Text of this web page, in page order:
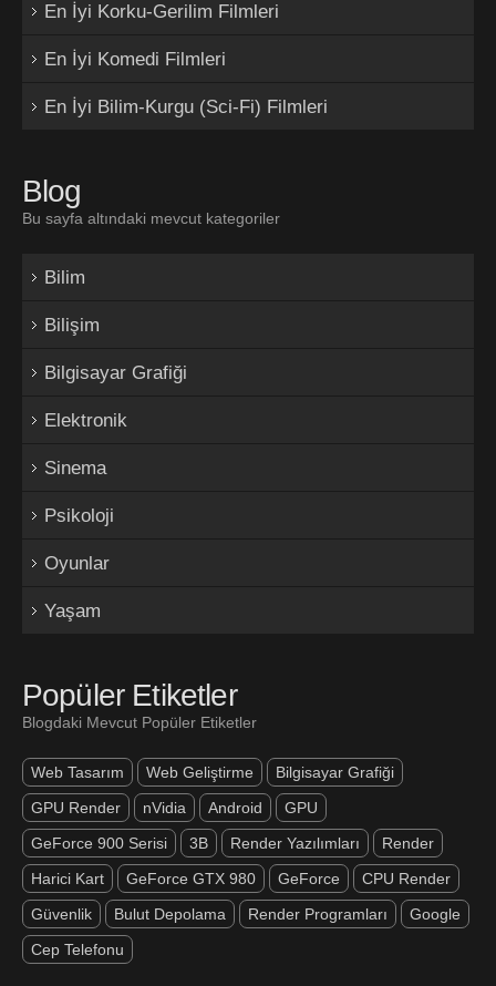
En İyi Korku-Gerilim Filmleri
En İyi Komedi Filmleri
En İyi Bilim-Kurgu (Sci-Fi) Filmleri
Blog
Bu sayfa altındaki mevcut kategoriler
Bilim
Bilişim
Bilgisayar Grafiği
Elektronik
Sinema
Psikoloji
Oyunlar
Yaşam
Popüler Etiketler
Blogdaki Mevcut Popüler Etiketler
Web Tasarım Web Geliştirme
Bilgisayar Grafiği
GPU Render
nVidia Android
GPU
GeForce 900 Serisi
3B Render Yazılımları
Render
Harici Kart
GeForce GTX 980 GeForce
CPU Render
Güvenlik
Bulut Depolama Render Programları
Google
Cep Telefonu